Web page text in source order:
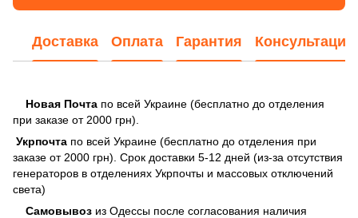
Доставка Оплата Гарантия Консультация
Новая Почта по всей Украине (бесплатно до отделения
при заказе от 2000 грн).
Укрпочта по всей Украине (бесплатно до отделения при
заказе от 2000 грн). Срок доставки 5-12 дней (из-за отсутствия
генераторов в отделениях Укрпочты и массовых отключений
света)
Самовывоз из Одессы после согласования наличия